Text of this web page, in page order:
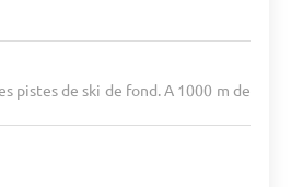
pistes de ski de fond. A 1000 m de